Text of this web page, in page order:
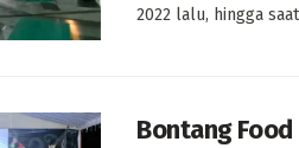
2022 lalu, hingga
Bontang